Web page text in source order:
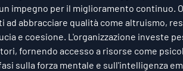
impegno per il miglioramento continuo.
ad abbracciare qualità come altruismo,
e coesione. L'organizzazione investe
fornendo accesso a risorse come
sulla forza mentale e sull'intelligenza